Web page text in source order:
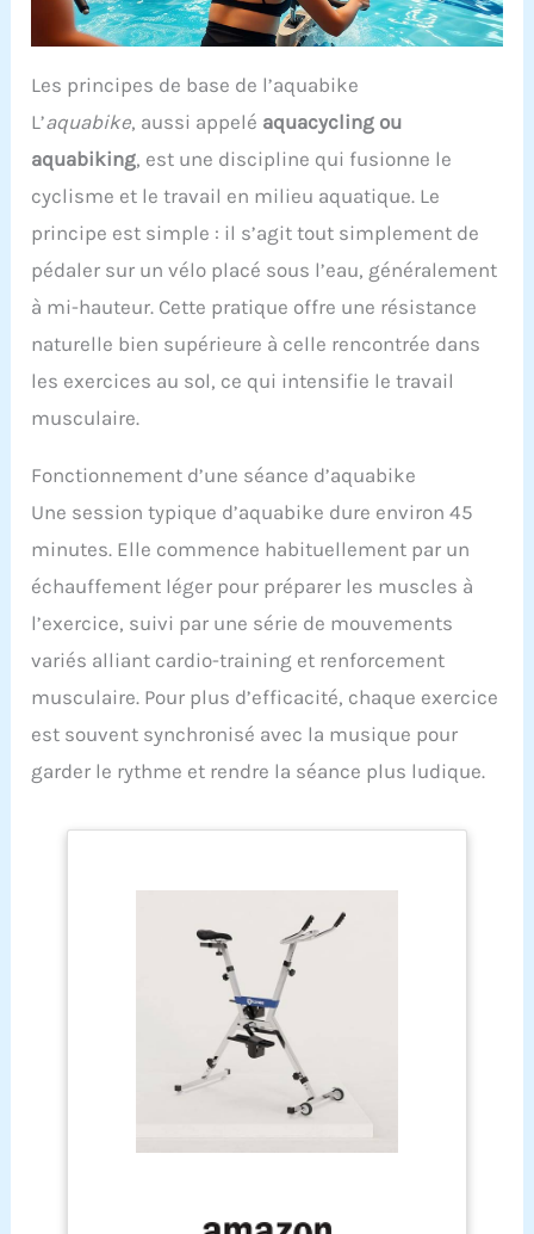
Les principes de base de l’aquabike
L’aquabike, aussi appelé aquacycling ou
aquabiking, est une discipline qui fusionne le
cyclisme et le travail en milieu aquatique. Le
principe est simple : il s’agit tout simplement de
pédaler sur un vélo placé sous l’eau, généralement
à mi-hauteur. Cette pratique offre une résistance
naturelle bien supérieure à celle rencontrée dans
les exercices au sol, ce qui intensifie le travail
musculaire.
Fonctionnement d’une séance d’aquabike
Une session typique d’aquabike dure environ 45
minutes. Elle commence habituellement par un
échauffement léger pour préparer les muscles à
l’exercice, suivi par une série de mouvements
variés alliant cardio-training et renforcement
musculaire. Pour plus d’efficacité, chaque exercice
est souvent synchronisé avec la musique pour
garder le rythme et rendre la séance plus ludique.